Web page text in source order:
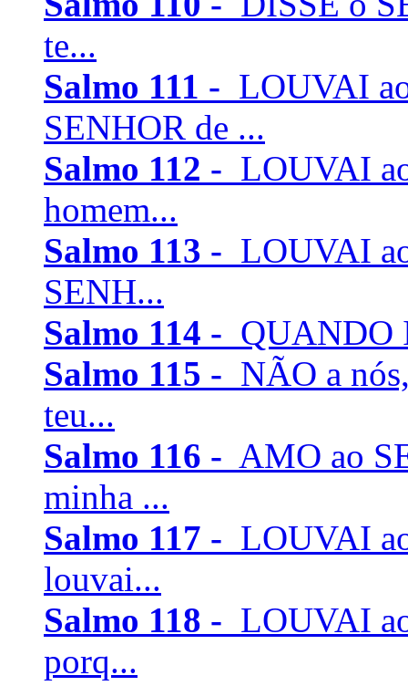
te...
Salmo 111 - LOUVAI
SENHOR de ...
Salmo 112 - LOUVAI
homem...
Salmo 113 - LOUVAI
SENH...
Salmo 114 - QUANDO
Salmo 115 - NÃO a
teu...
Salmo 116 - AMO ao
minha ...
Salmo 117 - LOUVAI
louvai...
Salmo 118 - LOUVAI
porq...